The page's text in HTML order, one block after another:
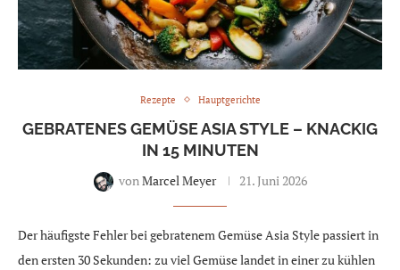
Rezepte Hauptgerichte
GEBRATENES GEMÜSE ASIA STYLE – KNACKIG
IN 15 MINUTEN
von Marcel Meyer 21. Juni 2026
Der häufigste Fehler bei gebratenem Gemüse Asia Style passiert in
den ersten 30 Sekunden: zu viel Gemüse landet in einer zu kühlen